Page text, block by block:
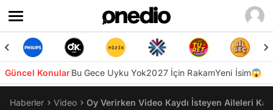
Güncel KonularBu Gece Uyku Yok2027 İçin RakamYeni İsim😱
Haberler Video Oy Verirken Video Kaydı İsteyen Aileleri